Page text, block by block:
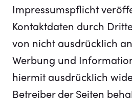
Impressumspflicht
Kontaktdaten durch
von nicht ausdrücklich
Werbung und
hiermit ausdrücklich
Betreiber der Seiten